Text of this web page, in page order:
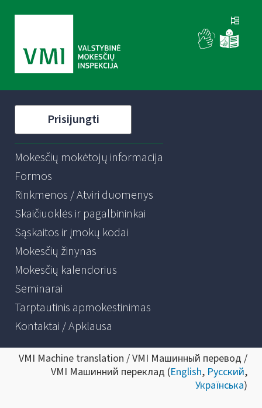
Prisijungti
Mokesčių mokėtojų informacija
Formos
Rinkmenos / Atviri duomenys
Skaičiuoklės ir pagalbininkai
Sąskaitos ir įmokų kodai
Mokesčių žinynas
Mokesčių kalendorius
Seminarai
Tarptautinis apmokestinimas
Kontaktai / Apklausa
VMI Machine translation / VMI Машинный перевод /
VMI Машинний переклад (English, Русский,
Українська)